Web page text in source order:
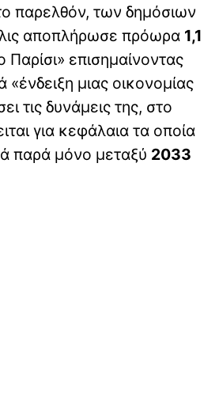
παρελθόν, των δημόσιων
αποπλήρωσε πρόωρα 1,1
Παρίσι» επισημαίνοντας
μιας οικονομίας
τις δυνάμεις της, στο
για κεφάλαια τα οποία
παρά μόνο μεταξύ 2033